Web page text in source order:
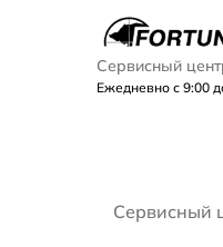
Сервисный
Ежедневно с 9:00
Сервисный